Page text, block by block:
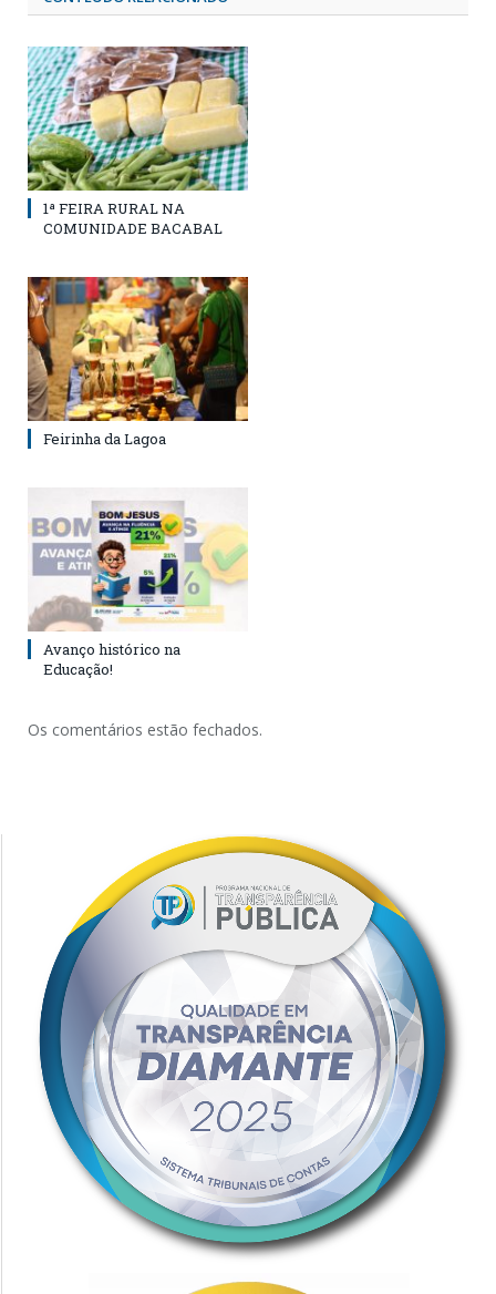
1ª FEIRA RURAL NA
COMUNIDADE BACABAL
Feirinha da Lagoa
Avanço histórico na
Educação!
Os comentários estão fechados.